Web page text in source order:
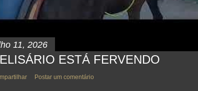
11, 2026
ESTÁ FERVENDO
Postar um comentário